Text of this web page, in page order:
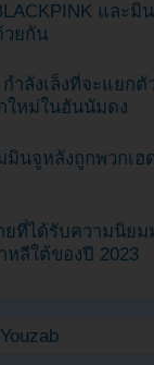
และมิ
วยกัน
ำลังเล็งที่จะแยกตั
ใหม่ในฮันนัมดง
นจูหลังถูกพวกเฮ
ที่ได้รับความนิยม
หลีใต้ของปี 2023